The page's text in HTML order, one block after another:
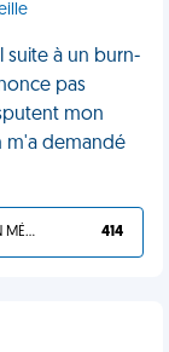
suite à un burn-
pas
mon
m'a demandé
TU L'AS BIEN MÉRITÉ 414